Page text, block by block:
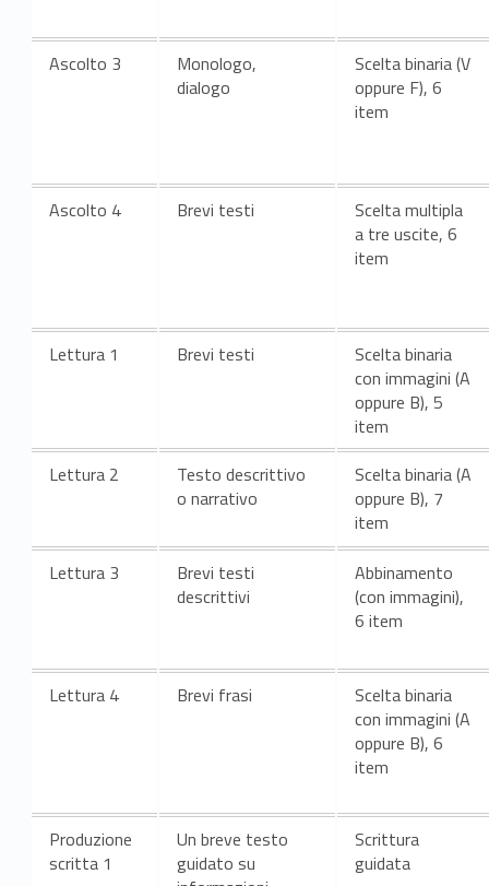
Ascolto 3
Monologo,
dialogo
Scelta binaria (V
oppure F), 6
item
Ascolto 4 Brevi testi
Scelta multipla
a tre uscite, 6
item
Lettura1 Brevi testi
Scelta binaria
con immagini (A
oppure B), 5
item
Lettura2
Testo descrittivo
o narrativo
Scelta binaria (A
oppure B), 7
item
Lettura3
Brevi testi
descrittivi
Abbinamento
(con immagini),
6 item
Lettura4 Brevi frasi
Scelta binaria
con immagini (A
oppure B), 6
item
Produzione
scritta1
Un breve testo
guidato su
Scrittura
guidata